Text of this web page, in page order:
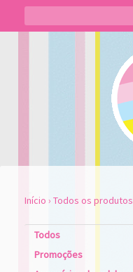
Início › Todos os produtos
Todos
Promoções